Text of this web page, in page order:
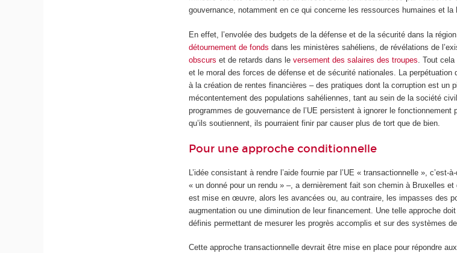
gouvernance, notamment en ce qui concerne les ressources humaines et la
En effet, l’envolée des budgets de la défense et de la sécurité dans la
détournement de fonds dans les ministères sahéliens, de révélations de
obscurs et de retards dans leversement des salaires des troupes . Tout
et le moral des forces de défense et de sécurité nationales. La perpétuation
à la création de rentes financières – des pratiques dont la corruption est un
mécontentement des populations sahéliennes, tant au sein de la société
programmes de gouvernance de l’UE persistent à ignorer le
qu’ils soutiennent, ils pourraient finir par causer plus de tort que de bien.
Pour une approche conditionnelle
L’idée consistant à rendre l’aide fournie par l’UE « transactionnelle »,
« un donné pour un rendu » –, a dernièrement fait son chemin à Bruxelles
est mise en œuvre, alors les avancées ou, au contraire, les impasses des
augmentation ou une diminution de leur financement. Une telle approche
définis permettant de mesurer les progrès accomplis et sur des systèmes
Cette approche transactionnelle devrait être mise en place pour répondre